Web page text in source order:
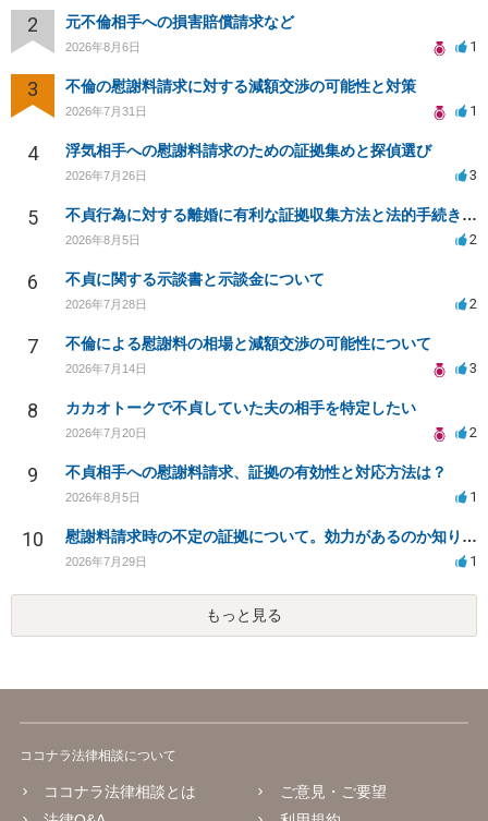
2 元不倫相手への損害賠償請求など
2026年8月6日 1
3 不倫の慰謝料請求に対する減額交渉の可能性と対策
2026年7月31日 1
4 浮気相手への慰謝料請求のための証拠集めと探偵選び
2026年7月26日 3
5 不貞行為に対する離婚に有利な証拠収集方法と法的手続きについて
2026年8月5日 2
6 不貞に関する示談書と示談金について
2026年7月28日 2
7 不倫による慰謝料の相場と減額交渉の可能性について
2026年7月14日 3
8 カカオトークで不貞していた夫の相手を特定したい
2026年7月20日 2
9 不貞相手への慰謝料請求、証拠の有効性と対応方法は？
2026年8月5日 1
10 慰謝料請求時の不定の証拠について。効力があるのか知りたい。
2026年7月29日 1
もっと見る
ココナラ法律相談について
ココナラ法律相談とは
ご意見・ご要望